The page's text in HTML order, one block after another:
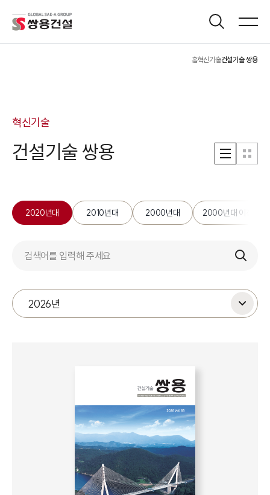
홈혁신기술건설기술 쌍용
혁신기술
건설기술 쌍용
2020년대 2010년대 2000년대 2000년대 이전
2026년